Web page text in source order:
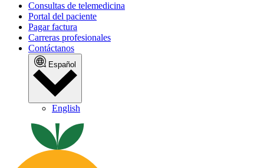
Consultas de telemedicina
Portal del paciente
Pagar factura
Carreras profesionales
Contáctanos
Español
English